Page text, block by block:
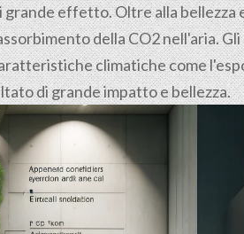
effetto. Oltre alla bellezza
della CO2 nell'aria.
climatiche come
di grande impatto e bellezza.